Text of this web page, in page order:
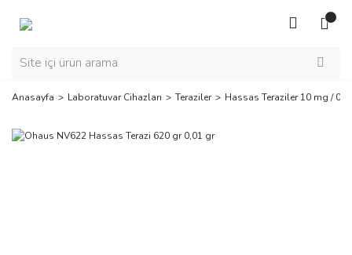
Anasayfa Laboratuvar Cihazları Teraziler Hassas Teraziler 10 mg /